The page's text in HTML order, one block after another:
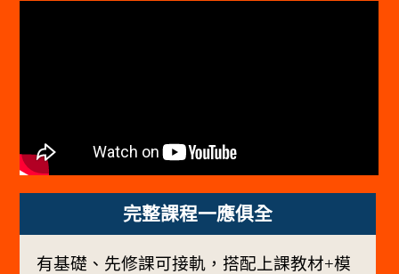
完整課程一應俱全
有基礎、先修課可接軌，搭配上課教材+模